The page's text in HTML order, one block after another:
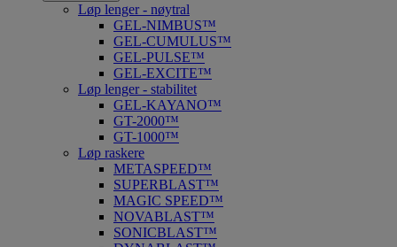
Løp lenger - nøytral
GEL-NIMBUS™
GEL-CUMULUS™
GEL-PULSE™
GEL-EXCITE™
Løp lenger - stabilitet
GEL-KAYANO™
GT-2000™
GT-1000™
Løp raskere
METASPEED™
SUPERBLAST™
MAGIC SPEED™
NOVABLAST™
SONICBLAST™